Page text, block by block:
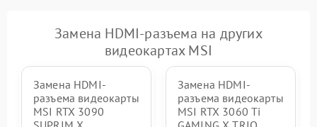
Замена HDMI-разъема на других
видеокартах MSI
Замена HDMI-
разъема видеокарты
MSI RTX 3090
Замена HDMI-
разъема видеокарты
MSI RTX 3060 Ti